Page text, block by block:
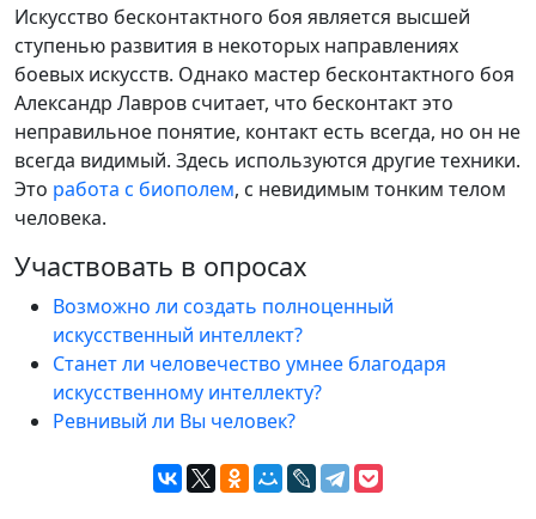
Искусство бесконтактного боя является высшей
ступенью развития в некоторых направлениях
боевых искусств. Однако мастер бесконтактного боя
Александр Лавров считает, что бесконтакт это
неправильное понятие, контакт есть всегда, но он не
всегда видимый. Здесь используются другие техники.
Это работа с биополем, с невидимым тонким телом
человека.
Участвовать в опросах
Возможно ли создать полноценный
искусственный интеллект?
Станет ли человечество умнее благодаря
искусственному интеллекту?
Ревнивый ли Вы человек?